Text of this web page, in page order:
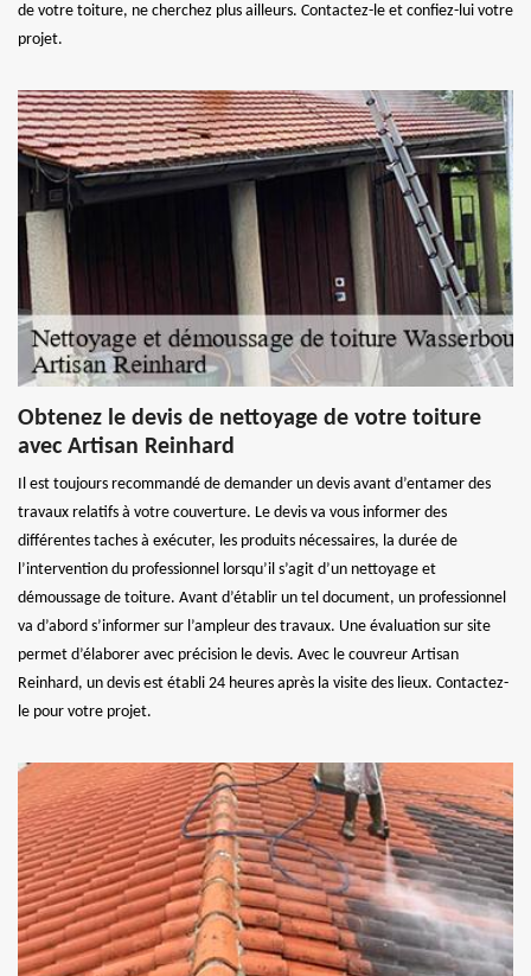
de votre toiture, ne cherchez plus ailleurs. Contactez-le et confiez-lui votre
projet.
Obtenez le devis de nettoyage de votre toiture
avec Artisan Reinhard
Il est toujours recommandé de demander un devis avant d’entamer des
travaux relatifs à votre couverture. Le devis va vous informer des
différentes taches à exécuter, les produits nécessaires, la durée de
l’intervention du professionnel lorsqu’il s’agit d’un nettoyage et
démoussage de toiture. Avant d’établir un tel document, un professionnel
va d’abord s’informer sur l’ampleur des travaux. Une évaluation sur site
permet d’élaborer avec précision le devis. Avec le couvreur Artisan
Reinhard, un devis est établi 24 heures après la visite des lieux. Contactez-
le pour votre projet.